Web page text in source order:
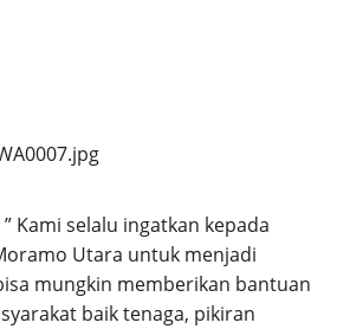
Kami selalu ingatkan kepada
Utara untuk menjadi
mungkin memberikan bantuan
baik tenaga, pikiran